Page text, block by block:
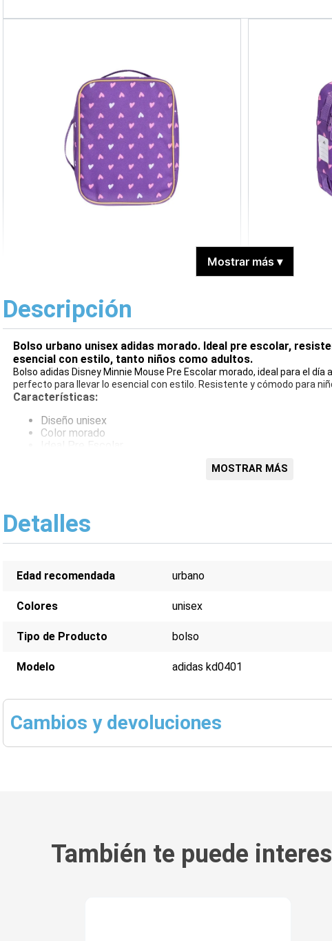
Mostrar más ▾
Descripción
Bolso urbano unisex adidas morado. Ideal pre escolar,
esencial con estilo, tanto niños como adultos.
Bolso adidas Disney Minnie Mouse Pre Escolar morado, ideal para el día
perfecto para llevar lo esencial con estilo. Resistente y cómodo para
Características:
Diseño unisex
Color morado
MOSTRAR MÁS
Detalles
Edad recomendada urbano
Colores unisex
Tipo de Producto bolso
Modelo adidas kd0401
Cambios y devoluciones
También te puede